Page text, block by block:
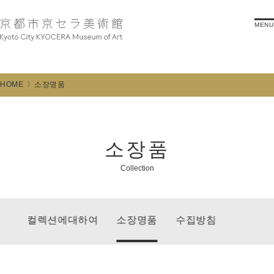
MENU
HOME 소장명품
소장품
Collection
컬렉션에대하여 소장명품 수집방침